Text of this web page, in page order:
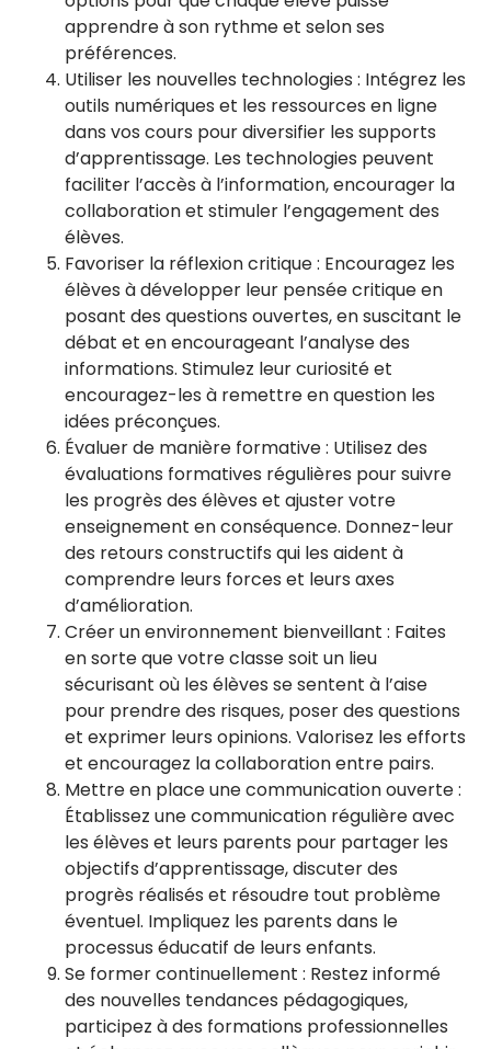
apprendre à son rythme et selon ses
préférences.
Utiliser les nouvelles technologies : Intégrez les
outils numériques et les ressources en ligne
dans vos cours pour diversifier les supports
d’apprentissage. Les technologies peuvent
faciliter l’accès à l’information, encourager la
collaboration et stimuler l’engagement des
élèves.
Favoriser la réflexion critique : Encouragez les
élèves à développer leur pensée critique en
posant des questions ouvertes, en suscitant le
débat et en encourageant l’analyse des
informations. Stimulez leur curiosité et
encouragez-les à remettre en question les
idées préconçues.
Évaluer de manière formative : Utilisez des
évaluations formatives régulières pour suivre
les progrès des élèves et ajuster votre
enseignement en conséquence. Donnez-leur
des retours constructifs qui les aident à
comprendre leurs forces et leurs axes
d’amélioration.
Créer un environnement bienveillant : Faites
en sorte que votre classe soit un lieu
sécurisant où les élèves se sentent à l’aise
pour prendre des risques, poser des questions
et exprimer leurs opinions. Valorisez les efforts
et encouragez la collaboration entre pairs.
Mettre en place une communication ouverte :
Établissez une communication régulière avec
les élèves et leurs parents pour partager les
objectifs d’apprentissage, discuter des
progrès réalisés et résoudre tout problème
éventuel. Impliquez les parents dans le
processus éducatif de leurs enfants.
Se former continuellement : Restez informé
des nouvelles tendances pédagogiques,
participez à des formations professionnelles